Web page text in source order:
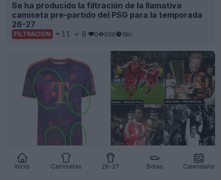
Inicio Camisetas 26-27 Botas Calendario
Se ha producido la filtración de la llamativa
camiseta pre-partido del PSG para la temporada
26-27
FILTRACIÓN 11 6 0 906 18h
Descubierto: lo que realmente muestra el